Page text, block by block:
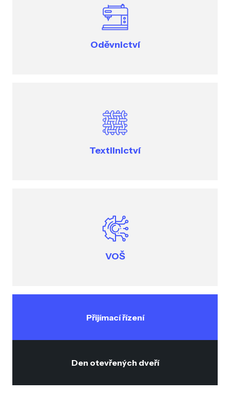
Oděvnictví
Textilnictví
VOŠ
Přijímací řízení
Den otevřených dveří